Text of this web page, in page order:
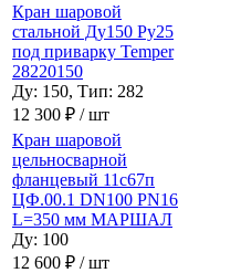
Кран шаровой
стальной Ду150 Ру25
под приварку Temper
28220150
Ду: 150, Тип: 282
12 300 ₽ / шт
Кран шаровой
цельносварной
фланцевый 11с67п
ЦФ.00.1 DN100 PN16
L=350 мм МАРШАЛ
Ду: 100
12 600 ₽ / шт